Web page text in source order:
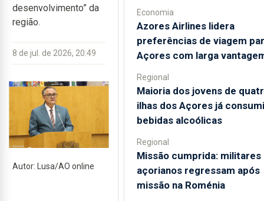
desenvolvimento” da
região.
8 de jul. de 2026, 20:49
Autor: Lusa/AO online
Economia
Azores Airlines lidera
preferências de viagem
Açores com larga
Regional
Maioria dos jovens de
ilhas dos Açores já
bebidas alcoólicas
Regional
Missão cumprida: militares
açorianos regressam após
missão na Roménia